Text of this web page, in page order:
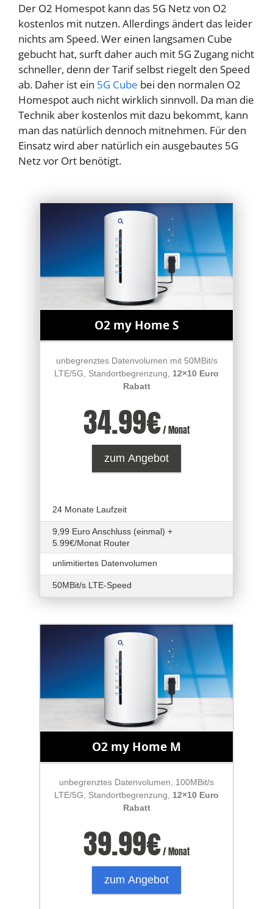
Der O2 Homespot kann das 5G Netz von O2
kostenlos mit nutzen. Allerdings ändert das leider
nichts am Speed. Wer einen langsamen Cube
gebucht hat, surft daher auch mit 5G Zugang nicht
schneller, denn der Tarif selbst riegelt den Speed
ab. Daher ist ein 5G Cube bei den normalen O2
Homespot auch nicht wirklich sinnvoll. Da man die
Technik aber kostenlos mit dazu bekommt, kann
man das natürlich dennoch mitnehmen. Für den
Einsatz wird aber natürlich ein ausgebautes 5G
Netz vor Ort benötigt.
O2 my Home S
unbegrenztes Datenvolumen mit 50MBit/s
LTE/5G, Standortbegrenzung, 12×10 Euro
Rabatt
34.99€/ Monat
zum Angebot
24 Monate Laufzeit
9,99 Euro Anschluss (einmal) +
5.99€/Monat Router
unlimitiertes Datenvolumen
50MBit/s LTE-Speed
O2 my Home M
unbegrenztes Datenvolumen, 100MBit/s
LTE/5G, Standortbegrenzung, 12×10 Euro
Rabatt
39.99€/ Monat
zum Angebot